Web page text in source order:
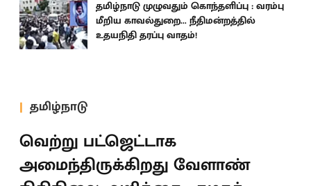
தமிழ்நாடு முழுவதும் கொந்தளிப்பு : வரம்பு
மீறிய காவல்துறை... நீதிமன்றத்தில்
உதயநிதி தரப்பு வாதம்!
தமிழ்நாடு
வெற்று பட்ஜெட்டாக
அமைந்திருக்கிறது வேளாண்